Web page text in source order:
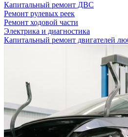
Капитальный ремонт ДВС
Ремонт рулевых реек
Ремонт ходовой части
Электрика и диагностика
Капитальный ремонт двигателей